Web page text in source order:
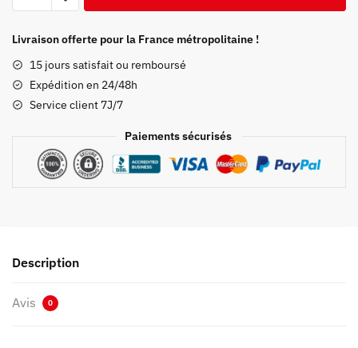
Demon
Nezuko
Livraison offerte pour la France métropolitaine !
15 jours satisfait ou remboursé
Expédition en 24/48h
Service client 7J/7
Paiements sécurisés
Description
Avis 0